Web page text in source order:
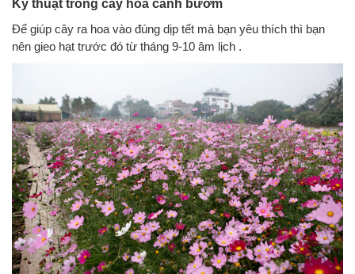
Kỹ thuật trồng cây hoa cánh bướm
Để giúp cây ra hoa vào đúng dịp tết mà bạn yêu thích thì bạn
nên gieo hạt trước đó từ tháng 9-10 âm lịch .